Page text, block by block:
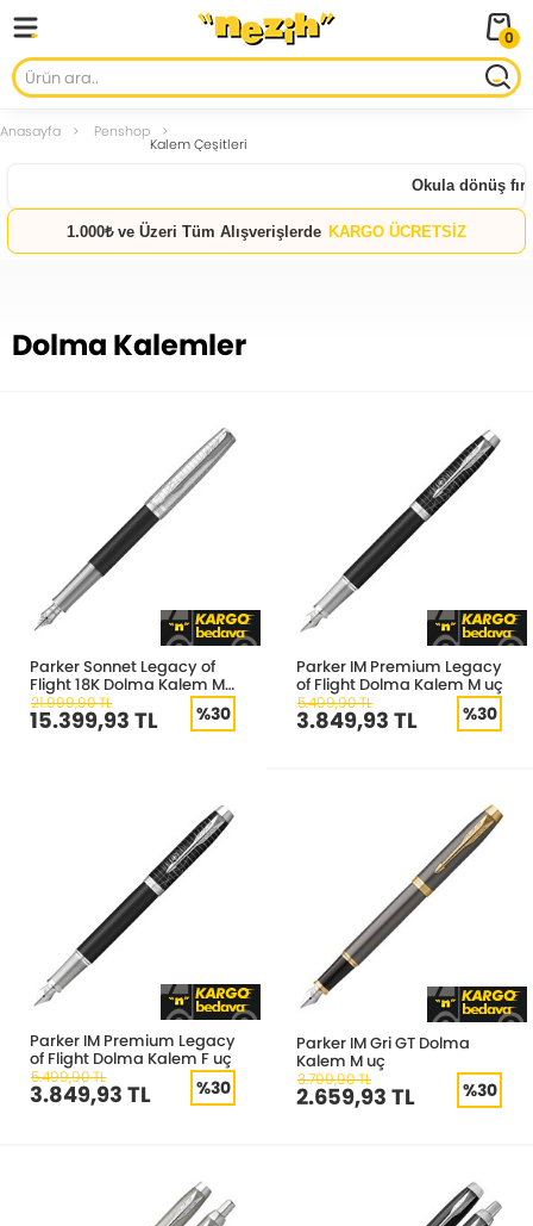
0
Anasayfa Penshop
Kalem Çeşitleri
Okula dönüş
1.000₺ ve Üzeri Tüm Alışverişlerde KARGO ÜCRETSİZ
Dolma Kalemler
Parker Sonnet Legacy of
Flight 18K Dolma Kalem M
uç
21.999,90 TL
15.399,93 TL %30
Parker IM Premium Legacy
of Flight Dolma Kalem M uç
5.499,90 TL
3.849,93 TL %30
Parker IM Premium Legacy
of Flight Dolma Kalem F uç
5.499,90 TL
3.849,93 TL %30
Parker IM Gri GT Dolma
Kalem M uç
3.799,90 TL
2.659,93 TL %30